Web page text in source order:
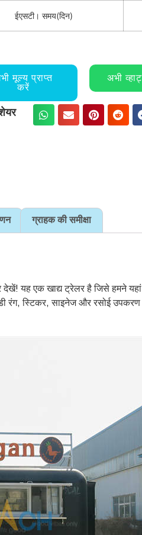
ईएसटी। समय(दिन)
मूल्य प्राप्त
करें
अभी
ग्राहक की समीक्षा
देखें! यह एक खाद्य ट्रेलर है जिसे हमने
रंग, स्टिकर, साइनेज और रसोई